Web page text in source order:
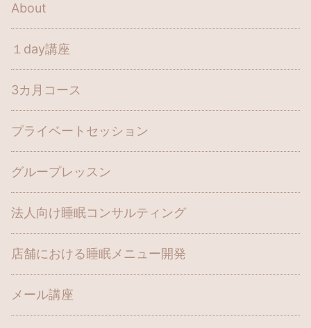
About
１day講座
3カ月コース
プライベートセッション
グループレッスン
法人向け睡眠コンサルティング
店舗における睡眠メニュー開発
メール講座